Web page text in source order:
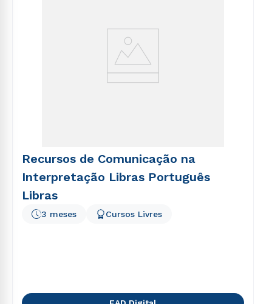
Recursos de Comunicação na
Interpretação Libras Português
Libras
3 meses Cursos Livres